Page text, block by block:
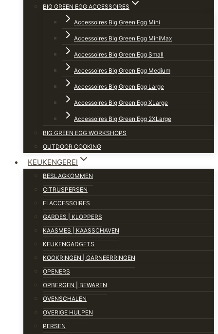
BIG GREEN EGG ACCESSOIRES
Accessoires Big Green Egg Mini
Accessoires Big Green Egg MiniMax
Accessoires Big Green Egg Small
Accessoires Big Green Egg Medium
Accessoires Big Green Egg Large
Accessoires Big Green Egg XLarge
Accessoires Big Green Egg 2XLarge
BIG GREEN EGG WORKSHOPS
OUTDOOR COOKING
KEUKENGEREI
BESLAGKOMMEN
CITRUSPERSEN
EI ACCESSOIRES
GARDES | KLOPPERS
KAASMES | KAASSCHAVEN
KEUKENGADGETS
KOOKRINGEN | GARNEERRINGEN
OPENERS
OPBERGEN | BEWAREN
OVENSCHALEN
OVERIGE HULPEN
PERSEN